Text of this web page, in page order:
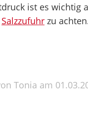
ist es wichtig
Salzzufuhr zu
Tonia am